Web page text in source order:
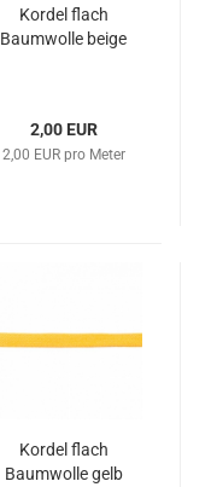
Kordel flach
Baumwolle beige
2,00 EUR
2,00 EUR pro Meter
Kordel flach
Baumwolle gelb